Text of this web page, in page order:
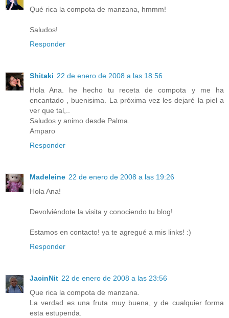
Qué rica la compota de manzana, hmmm!
Saludos!
Responder
Shitaki 22 de enero de 2008 a las 18:56
Hola Ana. he hecho tu receta de compota y me ha
encantado , buenisima. La próxima vez les dejaré la piel a
ver que tal,..
Saludos y animo desde Palma.
Amparo
Responder
Madeleine 22 de enero de 2008 a las 19:26
Hola Ana!
Devolviéndote la visita y conociendo tu blog!
Estamos en contacto! ya te agregué a mis links! :)
Responder
JacinNit 22 de enero de 2008 a las 23:56
Que rica la compota de manzana.
La verdad es una fruta muy buena, y de cualquier forma
esta estupenda.